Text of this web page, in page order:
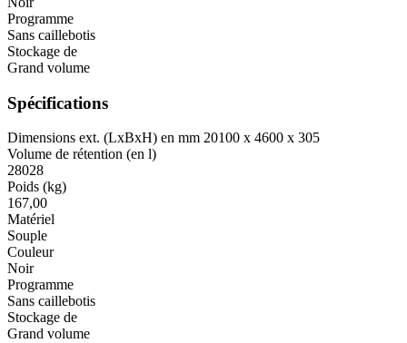
Programme
Sans caillebotis
Stockage de
Grand volume
Spécifications
Dimensions ext. (LxBxH) en mm 20100 x 4600 x 305
Volume de rétention (en l)
28028
Poids (kg)
167,00
Matériel
Souple
Couleur
Noir
Programme
Sans caillebotis
Stockage de
Grand volume